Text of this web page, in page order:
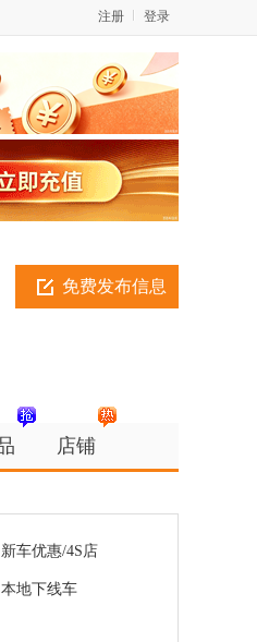
登录
注册
免费发布信息
店铺
新车优惠/4S店
本地下线车